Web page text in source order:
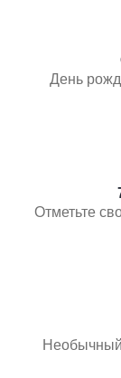
День
Отметьте
Необычный